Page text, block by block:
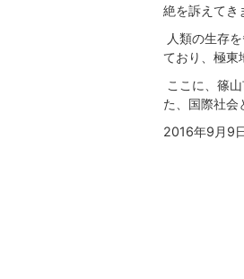
絶を訴えてき
人類の生存
ており、極東
ここに、篠
た、国際社会
2016年9月9